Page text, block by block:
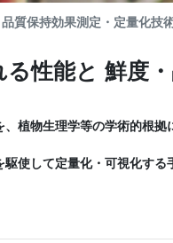
質保持効果測定・定量化技
性能と 鮮度
植物生理学等の学術的根拠
使して定量化・可視化する